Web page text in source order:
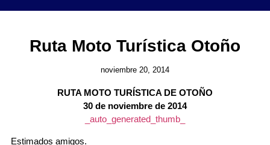
Ruta Moto Turística Otoño
noviembre 20, 2014
RUTA MOTO TURÍSTICA DE OTOÑO
30 de noviembre de 2014
_auto_generated_thumb_
Estimados amigos.